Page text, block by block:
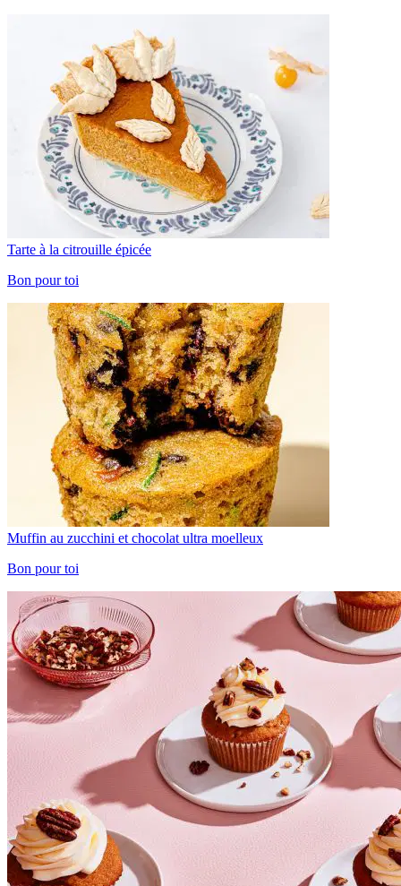
Tarte à la citrouille épicée
Bon pour toi
Muffin au zucchini et chocolat ultra moelleux
Bon pour toi